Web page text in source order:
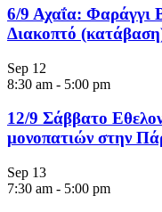
6/9 Αχαΐα: Φαράγγι
Διακοπτό
Sep 12
8:30 am - 5:00 pm
12/9 Σάββατο
μονοπατιών στην
Sep 13
7:30 am - 5:00 pm